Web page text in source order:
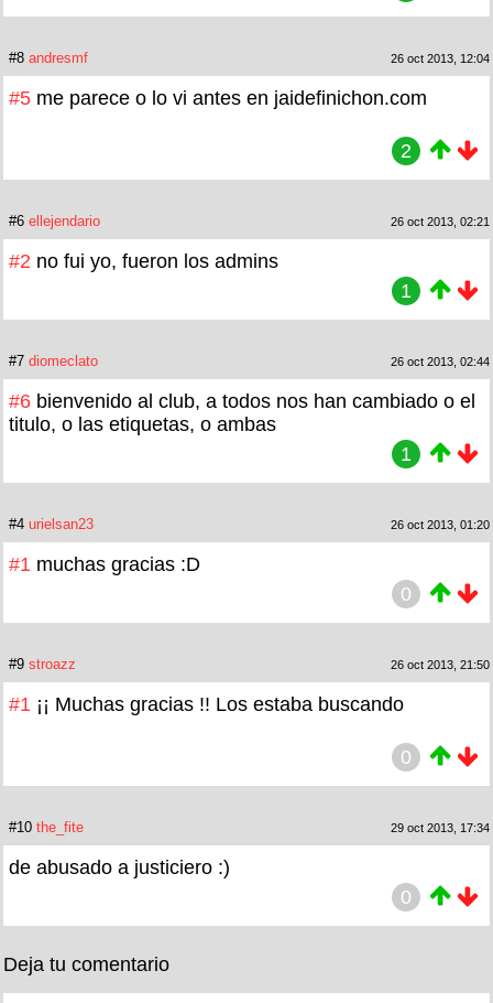
#8 andresmf 26 oct 2013, 12:04
#5 me parece o lo vi antes en jaidefinichon.com
2
#6 ellejendario 26 oct 2013, 02:21
#2 no fui yo, fueron los admins
1
#7 diomeclato 26 oct 2013, 02:44
#6 bienvenido al club, a todos nos han cambiado o el
titulo, o las etiquetas, o ambas
1
#4 urielsan23 26 oct 2013, 01:20
#1 muchas gracias :D
0
#9 stroazz 26 oct 2013, 21:50
#1 ¡¡ Muchas gracias !! Los estaba buscando
0
#10 the_fite 29 oct 2013, 17:34
de abusado a justiciero :)
0
Deja tu comentario